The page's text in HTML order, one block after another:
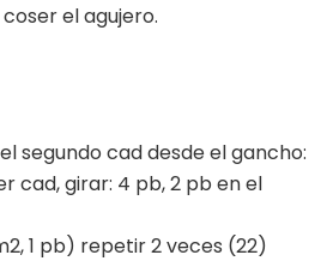
el agujero.
segundo cad desde el gancho:
cad, girar: 4 pb, 2 pb en el
1 pb) repetir 2 veces (22)